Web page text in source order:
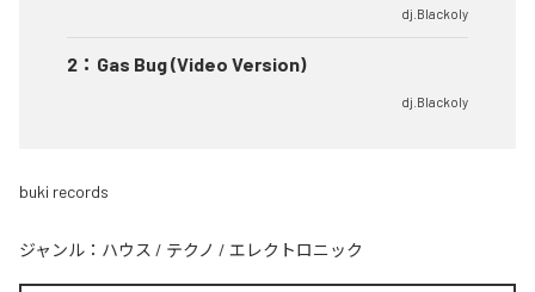
dj.Blackoly
2 ： Gas Bug (Video Version)
dj.Blackoly
buki records
ジャンル： ハウス / テクノ / エレクトロニック